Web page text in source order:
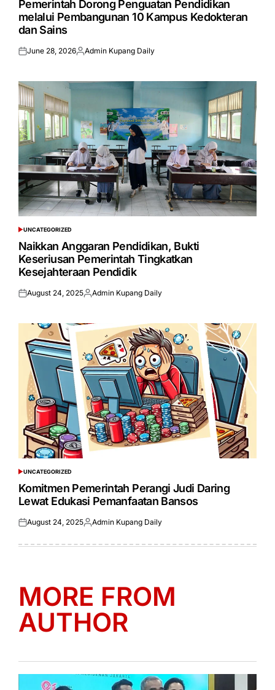
Pemerintah Dorong Penguatan Pendidikan
melalui Pembangunan 10 Kampus Kedokteran
dan Sains
Posted
June 28, 2026Posted
Admin Kupang Daily
POSTED
IN
UNCATEGORIZED
Naikkan Anggaran Pendidikan, Bukti
Keseriusan Pemerintah Tingkatkan
Kesejahteraan Pendidik
Posted
August 24, 2025Posted
Admin Kupang Daily
POSTED
IN
UNCATEGORIZED
Komitmen Pemerintah Perangi Judi Daring
Lewat Edukasi Pemanfaatan Bansos
Posted
August 24, 2025Posted
Admin Kupang Daily
MORE FROM
AUTHOR